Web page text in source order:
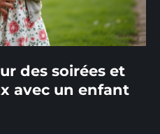
des soirées et
avec un enfant